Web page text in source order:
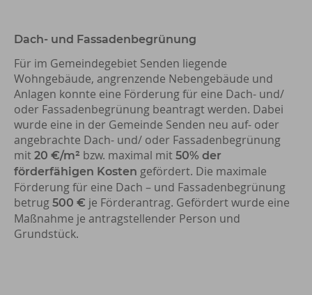
Dach- und Fassadenbegrünung
Für im Gemeindegebiet Senden liegende
Wohngebäude, angrenzende Nebengebäude und
Anlagen konnte eine Förderung für eine Dach- und/
oder Fassadenbegrünung beantragt werden. Dabei
wurde eine in der Gemeinde Senden neu auf- oder
angebrachte Dach- und/ oder Fassadenbegrünung
mit 20 €/m² bzw. maximal mit 50% der
förderfähigen Kosten gefördert. Die maximale
Förderung für eine Dach – und Fassadenbegrünung
betrug 500 € je Förderantrag. Gefördert wurde eine
Maßnahme je antragstellender Person und
Grundstück.